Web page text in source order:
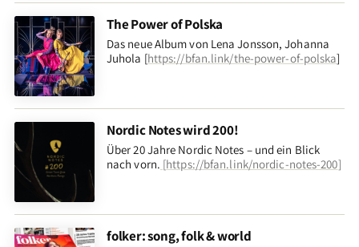
The Power of Polska
Das neue Album von Lena Jonsson, Johanna
Juhola [https://bfan.link/the-power-of-polska]
Nordic Notes wird 200!
Über 20 Jahre Nordic Notes – und ein Blick
nach vorn. [https://bfan.link/nordic-notes-200]
folker: song, folk & world